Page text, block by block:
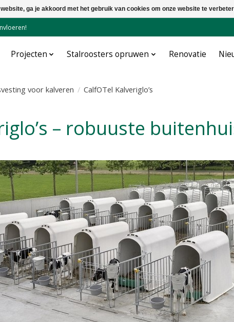
Projecten Stalroosters opruwen Renovatie
voor kalveren / CalfOTel Kalveriglo’s
– robuuste
ga je akkoord met het gebruik van cookies om onze website te